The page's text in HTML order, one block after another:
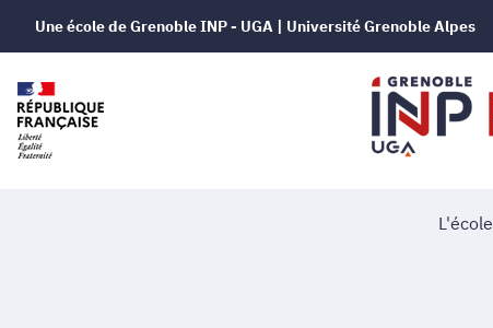
Une école de Grenoble INP - UGA | Université Grenoble Alpes
L'école